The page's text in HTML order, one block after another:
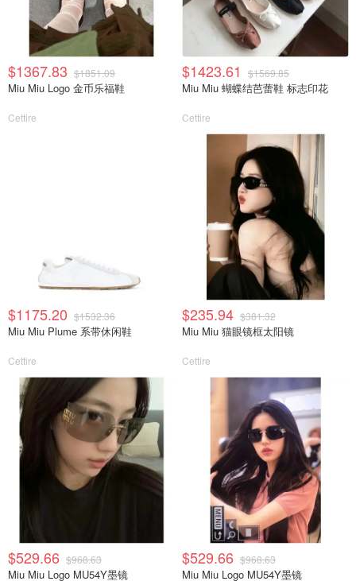
$1367.83 $1851.09
Miu Miu Logo 金币乐福鞋
Cettire
$1423.61 $1569.85
Miu Miu 蝴蝶结芭蕾鞋 标志印花
Cettire
$1175.20 $1532.36
Miu Miu Plume 系带休闲鞋
Cettire
$235.94 $381.32
Miu Miu 猫眼镜框太阳镜
Cettire
$529.66 $968.63
Miu Miu Logo MU54Y墨镜
$529.66 $968.63
Miu Miu Logo MU54Y墨镜